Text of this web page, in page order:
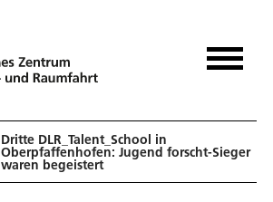
Dritte DLR_Talent_School in
Oberpfaffenhofen: Jugend forscht-Sieger
waren begeistert